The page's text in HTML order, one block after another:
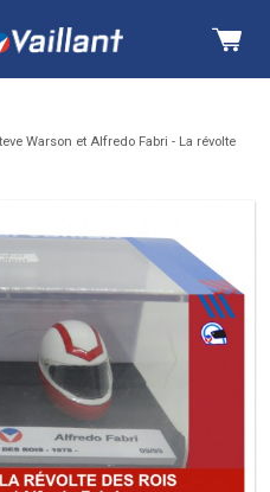
Warson et Alfredo Fabri - La révolte